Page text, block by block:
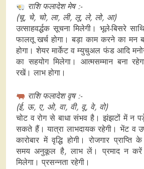
राशि फलादेश मेष :-
(चू, चे, चो, ला, ली, लू, ले, लो, आ)
उत्साहवर्द्धक सूचना मिलेगी। भूले-बिसरे
फालतू खर्च होगा। बड़ा काम करने का मन
होगा। शेयर मार्केट व म्युचुअल फंड आदि
का सहयोग मिलेगा। आत्मसम्मान बना
रखें। लाभ होगा।
राशि फलादेश वृष :-
(ई, ऊ, ए, ओ, वा, वी, वू, वे, वो)
चोट व रोग से बाधा संभव है। झंझटों में न
सकते हैं। यात्रा लाभदायक रहेगी। भेंट व
कारोबार में वृद्धि होगी। रोजगार
समय अनुकूल है, लाभ लें। प्रमाद न करें।
मिलेगा। प्रसन्नता रहेगी।